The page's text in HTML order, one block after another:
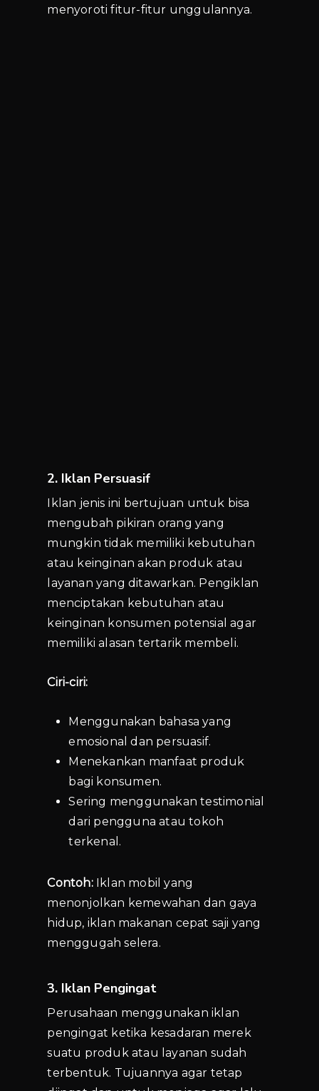
menyoroti fitur-fitur unggulannya.
2. Iklan Persuasif
Iklan jenis ini bertujuan untuk bisa
mengubah pikiran orang yang
mungkin tidak memiliki kebutuhan
atau keinginan akan produk atau
layanan yang ditawarkan. Pengiklan
menciptakan kebutuhan atau
keinginan konsumen potensial agar
memiliki alasan tertarik membeli.
Ciri-ciri:
Menggunakan bahasa yang
emosional dan persuasif.
Menekankan manfaat produk
bagi konsumen.
Sering menggunakan testimonial
dari pengguna atau tokoh
terkenal.
Contoh:Iklan mobil yang
menonjolkan kemewahan dan gaya
hidup, iklan makanan cepat saji yang
menggugah selera.
3. Iklan Pengingat
Perusahaan menggunakan iklan
pengingat ketika kesadaran merek
suatu produk atau layanan sudah
terbentuk. Tujuannya agar tetap